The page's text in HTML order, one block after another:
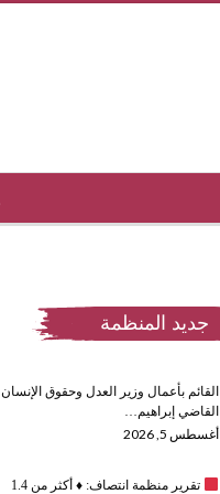
جديد المنظمة
القائم بأعمال وزير العدل وحقوق الإنسان
القاضي إبراهيم…
أغسطس 5, 2026
تقرير منظمة انتصاف: ♦️ أكثر من 1.4